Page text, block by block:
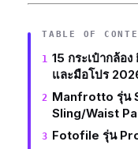
TABLE OF
15 กระเป๋ากล้อ
และมือโปร
Manfrotto รุ่น
Sling/Waist
Fotofile รุ่น